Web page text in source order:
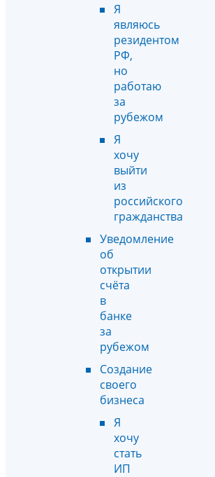
Я
являюсь
резидентом
РФ,
но
работаю
за
рубежом
Я
хочу
выйти
из
российского
гражданства
Уведомление
об
открытии
счёта
в
банке
за
рубежом
Создание
своего
бизнеса
Я
хочу
стать
ИП